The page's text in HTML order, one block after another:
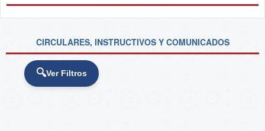
CIRCULARES, INSTRUCTIVOS Y COMUNICADOS
Ver Filtros